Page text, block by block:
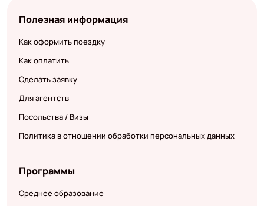
Полезная информация
Как оформить поездку
Как оплатить
Сделать заявку
Для агентств
Посольства / Визы
Политика в отношении обработки персональных данных
Программы
Среднее образование